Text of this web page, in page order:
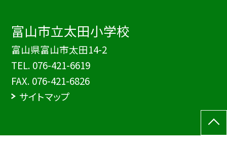
富山市立太田小学校
富山県富山市太田14-2
TEL. 076-421-6619
FAX. 076-421-6826
サイトマップ